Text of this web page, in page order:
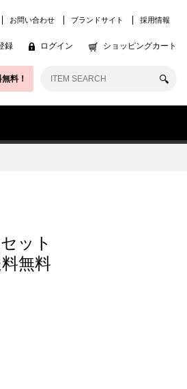
お問い合わせ ブランドサイト 採用情報
録 ログイン ショッピングカート
料！
ット
無料